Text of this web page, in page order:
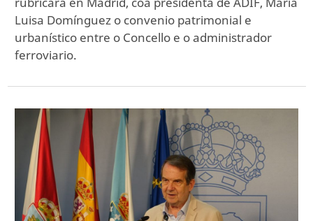
Luisa Domínguez o convenio patrimonial e
urbanístico entre o Concello e o administrador
ferroviario.